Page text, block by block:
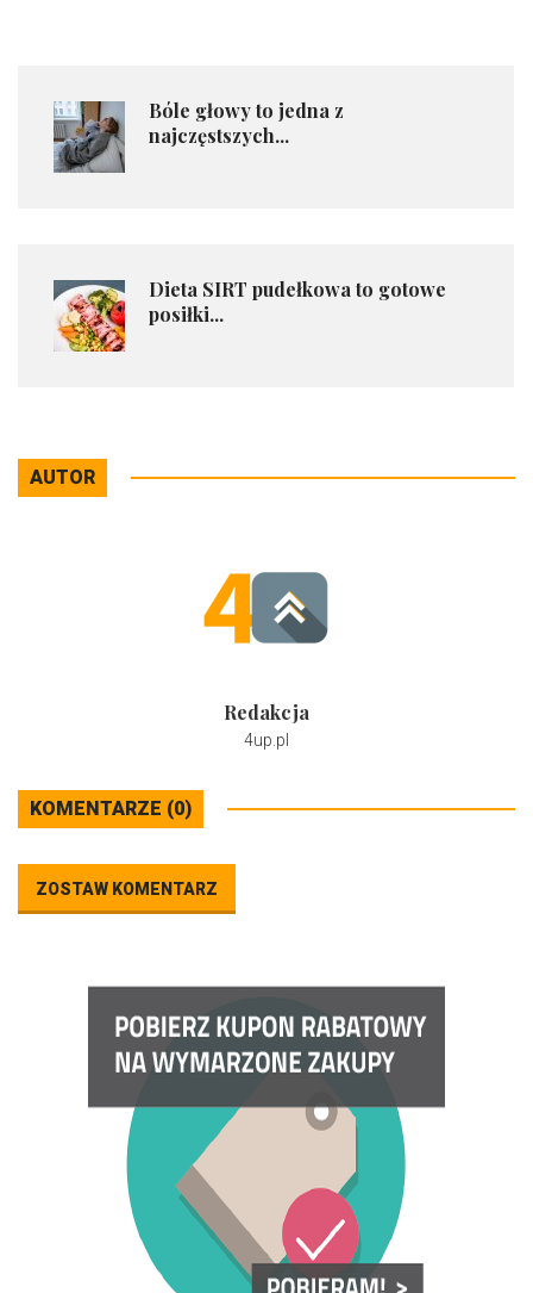
Bóle głowy to jedna z
najczęstszych...
​Dieta SIRT pudełkowa to gotowe
posiłki...
AUTOR
Redakcja
4up.pl
KOMENTARZE (0)
ZOSTAW KOMENTARZ